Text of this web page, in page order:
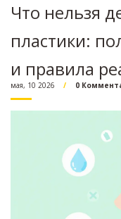
Что нельзя
пластики:
и правила
мая, 10 2026 0